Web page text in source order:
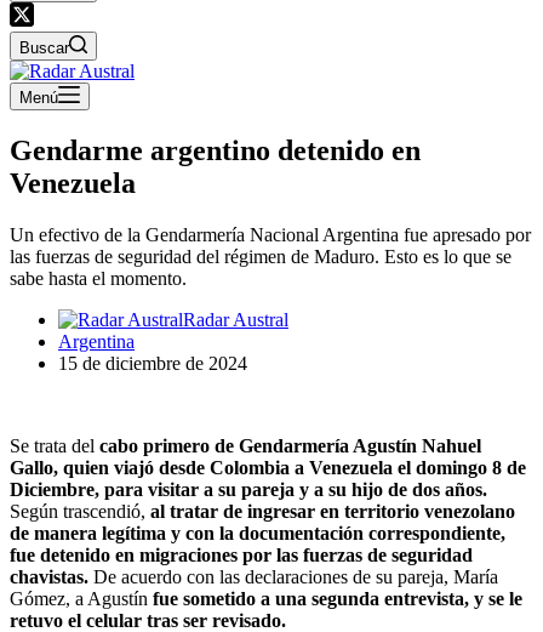
Buscar
Menú
Gendarme argentino detenido en
Venezuela
Un efectivo de la Gendarmería Nacional Argentina fue apresado por
las fuerzas de seguridad del régimen de Maduro. Esto es lo que se
sabe hasta el momento.
Radar Austral
Argentina
15 de diciembre de 2024
Se trata del cabo primero de Gendarmería Agustín Nahuel
Gallo, quien viajó desde Colombia a Venezuela el domingo 8 de
Diciembre, para visitar a su pareja y a su hijo de dos años.
Según trascendió, al tratar de ingresar en territorio venezolano
de manera legítima y con la documentación correspondiente,
fue detenido en migraciones por las fuerzas de seguridad
chavistas. De acuerdo con las declaraciones de su pareja, María
Gómez, a Agustín fue sometido a una segunda entrevista, y se le
retuvo el celular tras ser revisado.